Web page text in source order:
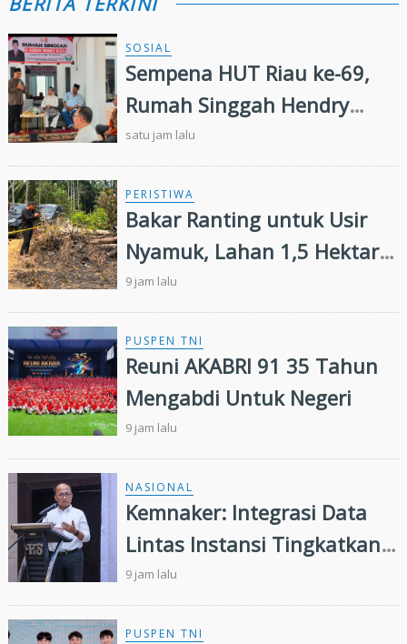
SOSIAL
Sempena HUT Riau ke-69,
Rumah Singgah Hendry
Munief Diresmikan
satu jam lalu
PERISTIWA
Bakar Ranting untuk Usir
Nyamuk, Lahan 1,5 Hektare
di Inhu Malah Terbakar,
Pensiunan Diamankan Polisi
9 jam lalu
PUSPEN TNI
Reuni AKABRI 91 35 Tahun
Mengabdi Untuk Negeri
9 jam lalu
NASIONAL
Kemnaker: Integrasi Data
Lintas Instansi Tingkatkan
Kualitas Layanan
Ketenagakerjaan
9 jam lalu
PUSPEN TNI